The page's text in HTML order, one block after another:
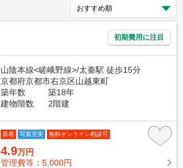
初期費用に注目
山陰本線<嵯峨野線>/太秦駅 徒歩15分
京都府京都市右京区山越東町
築年数
築18年
建物階数
2階建
新着 写真充実 無料オンライン相談可
4.9万円
管理費等：5,000円